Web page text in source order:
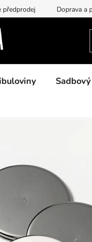
předprodej Doprava a